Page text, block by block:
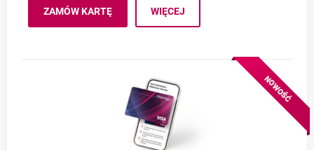
ZAMÓW KARTĘDO KONTA MILLENNIUM 360°
OTWIERA SIĘ W NOWEJ KARCIE
WIĘCEJO: KARTY DO KONTA